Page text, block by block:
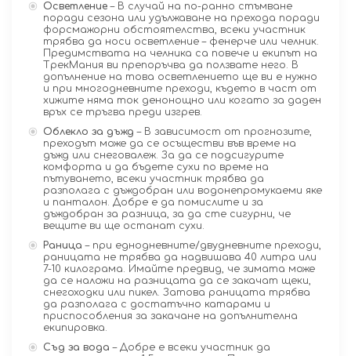
Осветление – В случай на по-ранно стъмване
поради сезона или удължаване на прехода поради
форсмажорни обстоятелства, всеки участник
трябва да носи осветление – фенерче или челник.
Предимствата на челника са повече и екипът на
ТрекМания ви препоръчва да ползвате него. В
допълнение на това осветлението ще ви е нужно
и при многодневните преходи, където в част от
хижите няма ток денонощно или когато за даден
връх се тръгва преди изгрев.
Облекло за дъжд– В зависимост от прогнозите,
преходът може да се осъществи във време на
дъжд или снеговалеж. За да се подсигурите
комфорта и да бъдете сухи по време на
пътуването, всеки участник трябва да
разполага с дъждобран или водонепромукаеми яке
и панталон. Добре е да помислите и за
дъждобран за разница, за да сте сигурни, че
вещите ви ще останат сухи.
Раница – при еднодневните/двудневните преходи,
раницата не трябва да надвишава 40 литра или
7-10 килограма. Имайте предвид, че зимата може
да се наложи на разницата да се закачат щеки,
снегоходки или пикел. Затова раницата трябва
да разполага с достатъчно катарами и
приспособления за закачане на допълнителна
екипировка.
Съд за вода – Добре е всеки участник да